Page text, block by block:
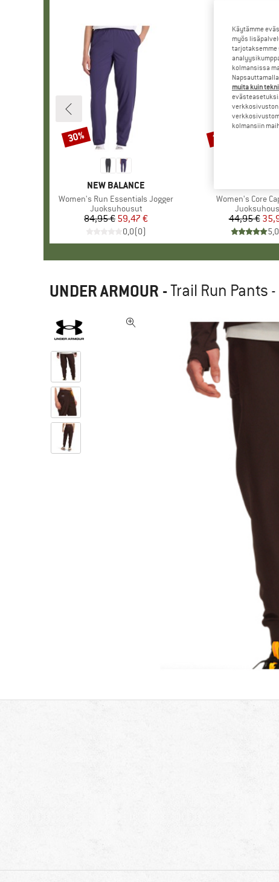
MERKKI
NEW BALANCE
Tuote
Women's Run Essentials Jogger
Tuoteryhmä
Juoksuhousut
Hinta
84,95 € Alennettu hinta
59,47 €
0,0(0)
Alennus
30%
Tuote
Women's Core
Tuoteryhmä
44,95 €
5,0
Alennus
20%
UNDER ARMOUR -Trail Run Pants
Käytämme
myös
tarjotaksemme
kolmansissa
muita kuin
verkkosivuston
kolmansiin